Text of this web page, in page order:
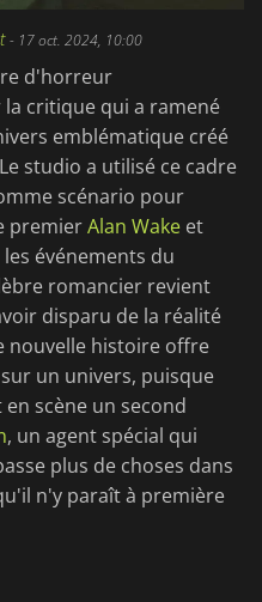
- 17 oct. 2024, 10:00
d'horreur
critique qui a ramené
emblématique créé
studio a utilisé ce cadre
scénario pour
premierAlan Wake et
événements du
romancier revient
disparu de la réalité
nouvelle histoire offre
un univers, puisque
scène un second
, un agent spécial qui
plus de choses dans
n'y paraît à première